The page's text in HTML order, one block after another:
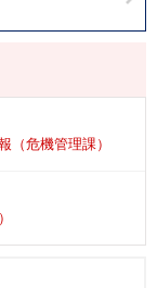
（危機管理課）